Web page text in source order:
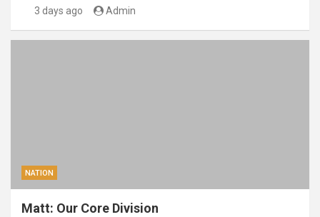
3 days ago Admin
NATION
Matt: Our Core Division